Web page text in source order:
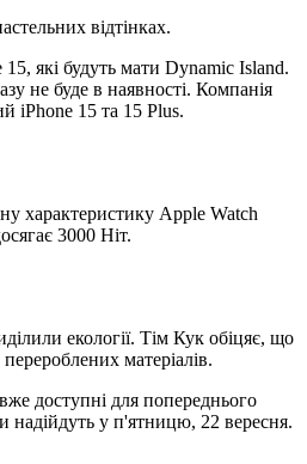
відтінках.
які будуть мати Dynamic Island.
не буде в наявності. Компанія
iPhone 15 та 15 Plus.
характеристику Apple Watch
3000 Ніт.
екології. Тім Кук обіцяє, що
матеріалів.
доступні для попереднього
у п'ятницю, 22 вересня.